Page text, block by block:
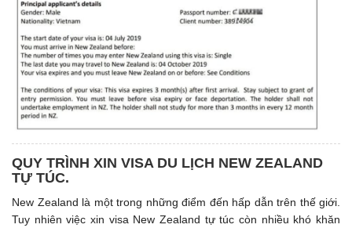
QUY TRÌNH XIN VISA DU LỊCH NEW ZEALAND
TỰ TÚC.
New Zealand là một trong những điểm đến hấp dẫn trên thế giới.
Tuy nhiên việc xin visa New Zealand tự túc còn nhiều khó khăn